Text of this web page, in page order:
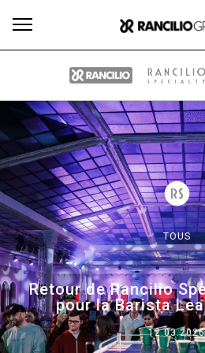
TOUS
Retour de Rancilio
pour la Barista
12.03.2026
Toutes Produits
Our brands
Group